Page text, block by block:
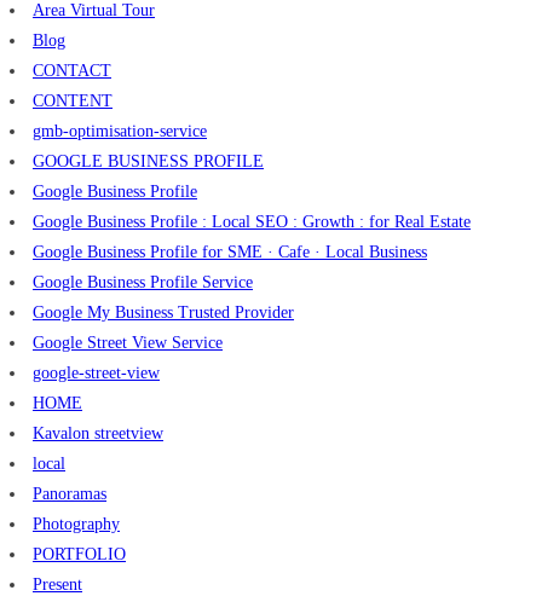
Area Virtual Tour
Blog
CONTACT
CONTENT
gmb-optimisation-service
GOOGLE BUSINESS PROFILE
Google Business Profile
Google Business Profile : Local SEO : Growth : for Real Estate
Google Business Profile for SME · Cafe · Local Business
Google Business Profile Service
Google My Business Trusted Provider
Google Street View Service
google-street-view
HOME
Kavalon streetview
local
Panoramas
Photography
PORTFOLIO
Present